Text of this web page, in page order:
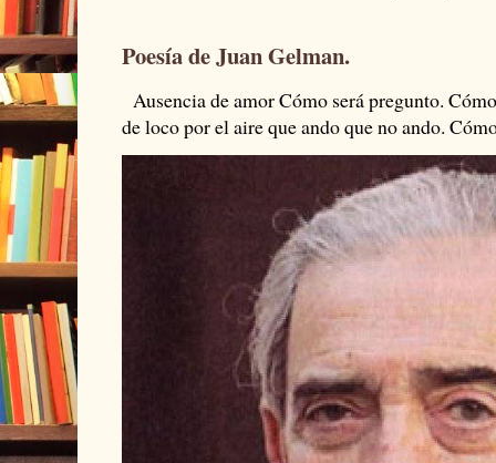
Poesía de Juan Gelman.
Ausencia de amor Cómo será pregunto.
de loco por el aire que ando que no ando.